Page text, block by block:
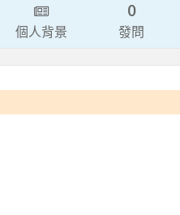
個人背景
0
發問